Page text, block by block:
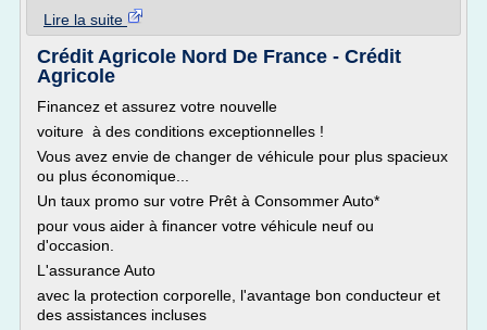
Lire la suite
Crédit Agricole Nord De France - Crédit
Agricole
Financez et assurez votre nouvelle
voiture à des conditions exceptionnelles !
Vous avez envie de changer de véhicule pour plus spacieux
ou plus économique...
Un taux promo sur votre Prêt à Consommer Auto*
pour vous aider à financer votre véhicule neuf ou
d'occasion.
L'assurance Auto
avec la protection corporelle, l'avantage bon conducteur et
des assistances incluses